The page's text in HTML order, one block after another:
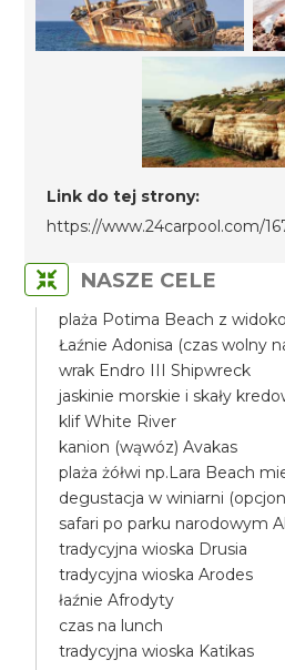
Link do tej strony:
https://www.24carpool.com/
NASZE CELE
plaża Potima Beach z
Łaźnie Adonisa (czas wolny
wrak Endro III Shipwreck
jaskinie morskie i skały
klif White River
kanion (wąwóz) Avakas
plaża żółwi np.Lara Beach
degustacja w winiarni
safari po parku narodowym
tradycyjna wioska Drusia
tradycyjna wioska Arodes
łaźnie Afrodyty
czas na lunch
tradycyjna wioska Katikas